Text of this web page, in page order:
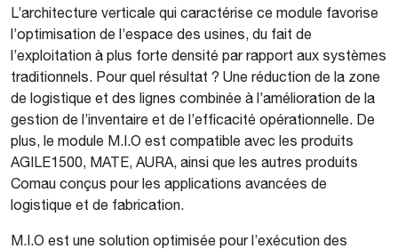
L’architecture verticale qui caractérise ce module favorise
l’optimisation de l’espace des usines, du fait de
l’exploitation à plus forte densité par rapport aux systèmes
traditionnels. Pour quel résultat ? Une réduction de la zone
de logistique et des lignes combinée à l’amélioration de la
gestion de l’inventaire et de l’efficacité opérationnelle. De
plus, le module M.I.O est compatible avec les produits
AGILE1500, MATE, AURA, ainsi que les autres produits
Comau conçus pour les applications avancées de
logistique et de fabrication.
M.I.O est une solution optimisée pour l’exécution des